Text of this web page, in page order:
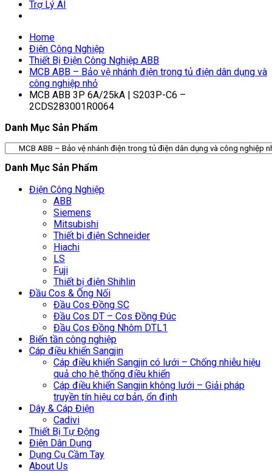
Trợ Lý AI
Home
Điện Công Nghiệp
Thiết Bị Điện Công Nghiệp ABB
MCB ABB – Bảo vệ nhánh điện trong tủ điện dân dụng và
công nghiệp nhỏ
MCB ABB 3P 6A/25kA | S203P-C6 –
2CDS283001R0064
Danh Mục Sản Phẩm
Danh Mục Sản Phẩm
Điện Công Nghiệp
ABB
Siemens
Mitsubishi
Thiết bị điện Schneider
Hiachi
LS
Fuji
Thiết bị điện Shihlin
Đầu Cos & Ống Nối
Đầu Cos Đồng SC
Đầu Cos DT – Cos Đồng Đúc
Đầu Cos Đồng Nhôm DTL1
Biến tần công nghiệp
Cáp điều khiển Sangjin
Cáp điều khiển Sangjin có lưới – Chống nhiễu hiệu
quả cho hệ thống điều khiển
Cáp điều khiển Sangjin không lưới – Giải pháp
truyền tín hiệu cơ bản, ổn định
Dây & Cáp Điện
Cadivi
Thiết Bị Tự Động
Điện Dân Dụng
Dụng Cụ Cầm Tay
About Us